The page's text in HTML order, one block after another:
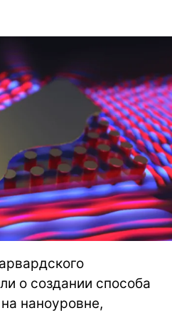
о создании способа
наноуровне,